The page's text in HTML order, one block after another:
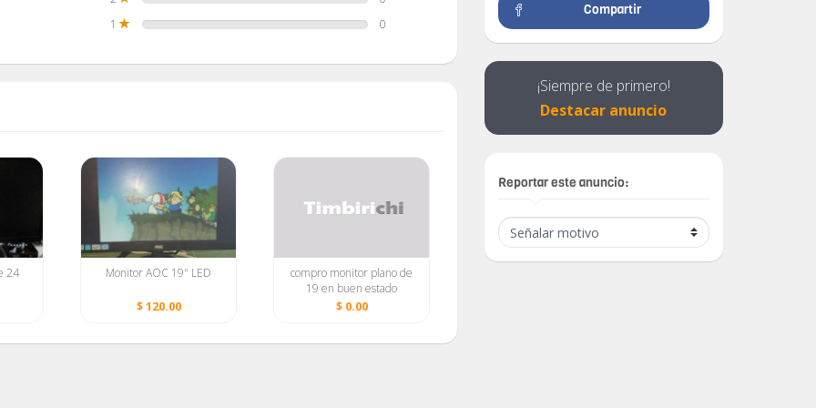
1
0
24
Monitor AOC 19" LED
$ 120.00
compro monitor plano de
19 en buen estado
$ 0.00
Compartir
¡Siempre de primero!
Destacar anuncio
Reportar este anuncio: